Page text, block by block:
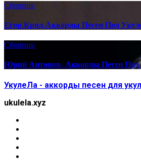
Сборник
Егор Крид-Аккорды Песен Под
Сборник
Юрий Антонов- Аккорды Песен Под
УкулеЛа - аккорды песен для
ukulela.xyz